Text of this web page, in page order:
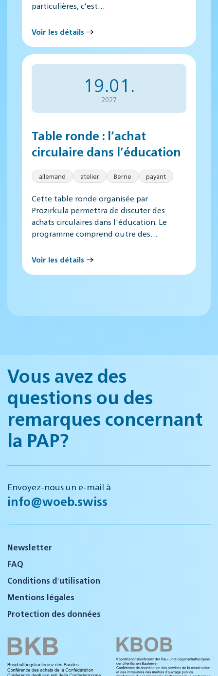
particulières, c'est…
Voir les détails
19.01.
2027
Table ronde : l’achat
circulaire dans l’éducation
allemand atelier Berne payant
Cette table ronde organisée par
Prozirkula permettra de discuter des
achats circulaires dans l'éducation. Le
programme comprend outre des…
Voir les détails
Vous avez des
questions ou des
remarques concernant
la PAP?
Envoyez-nous un e-mail à
info@woeb.swiss
Newsletter
FAQ
Conditions d'utilisation
Mentions légales
Protection des données